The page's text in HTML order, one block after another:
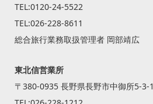
TEL:0120-24-5522
TEL:026-228-8611
総合旅行業務取扱管理者 岡部靖広
東北信営業所
〒380-0935 長野県長野市中御所5-3-1